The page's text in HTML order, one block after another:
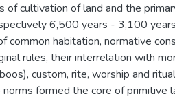
cultivation of land and the
6,500 years - 3,100
common habitation, normative
rules, their interrelation with
custom, rite, worship and
norms formed the core of